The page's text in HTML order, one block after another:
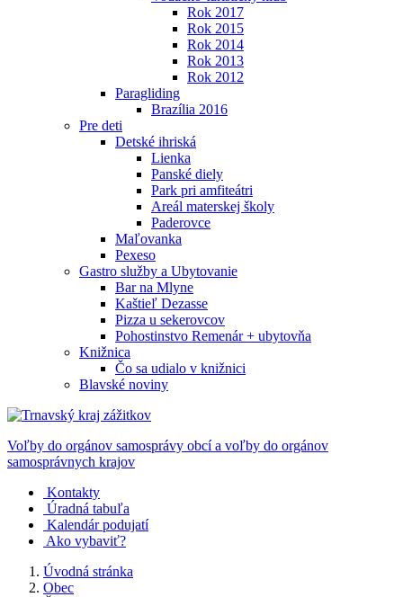
Rok 2017
Rok 2015
Rok 2014
Rok 2013
Rok 2012
Paragliding
Brazília 2016
Pre deti
Detské ihriská
Lienka
Panské diely
Park pri amfiteátri
Areál materskej školy
Paderovce
Maľovanka
Pexeso
Gastro služby a Ubytovanie
Bar na Mlyne
Kaštieľ Dezasse
Pizza u sekerovcov
Pohostinstvo Remenár + ubytovňa
Knižnica
Čo sa udialo v knižnici
Blavské noviny
Voľby do orgánov samosprávy obcí a voľby do orgánov
samosprávnych krajov
Kontakty
Úradná tabuľa
Kalendár podujatí
Ako vybaviť?
Úvodná stránka
Obec